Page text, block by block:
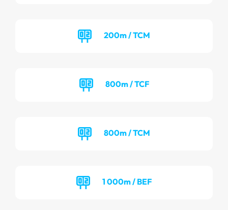
200m / TCM
800m / TCF
800m / TCM
1 000m / BEF